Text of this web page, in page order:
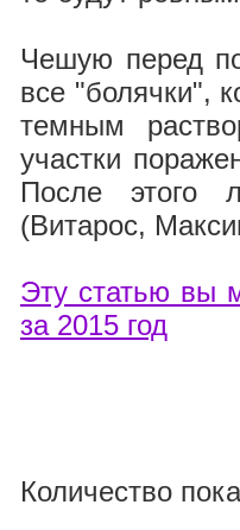
Чешую перед
все "болячки",
темным
участки
После этого
(Витарос,
Эту статью вы
за 2015 год
Количество